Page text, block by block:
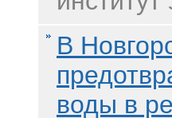
В
воды в